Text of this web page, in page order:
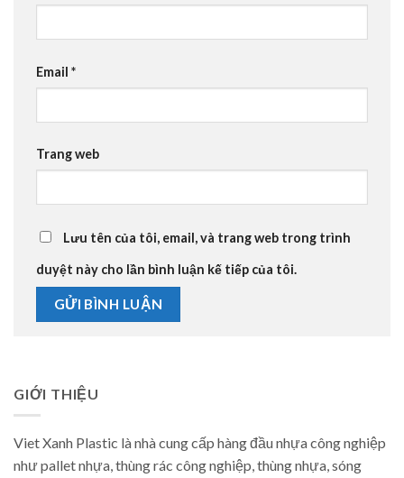
Email *
Trang web
Lưu tên của tôi, email, và trang web trong trình
duyệt này cho lần bình luận kế tiếp của tôi.
GIỚI THIỆU
Viet Xanh Plastic là nhà cung cấp hàng đầu nhựa công nghiệp
như pallet nhựa, thùng rác công nghiệp, thùng nhựa, sóng